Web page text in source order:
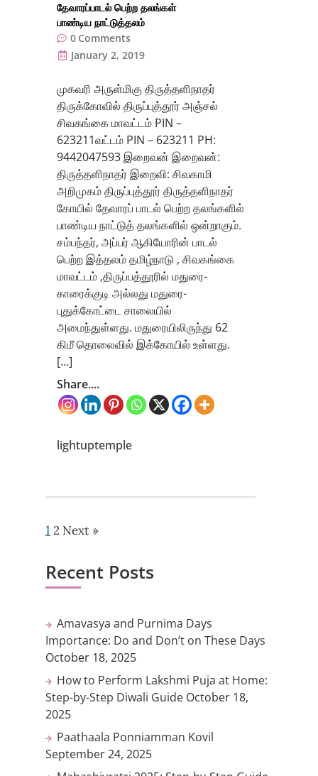
தேவாரப்பாடல் பெற்ற தலங்கள்
பாண்டிய நாட்டுத்தலம்
0 Comments
January 2, 2019
முகவரி அருள்மிகு திருத்தளிநாதர்
திருக்கோவில் திருப்புத்தூர் அஞ்சல்
சிவகங்கை மாவட்டம் PIN –
623211வட்டம் PIN – 623211 PH:
9442047593 இறைவன் இறைவன்:
திருத்தளிநாதர் இறைவி: சிவகாமி
அறிமுகம் திருப்புத்தூர் திருத்தளிநாதர்
கோயில் தேவாரப் பாடல் பெற்ற தலங்களில்
பாண்டிய நாட்டுத் தலங்களில் ஒன்றாகும்.
சம்பந்தர், அப்பர் ஆகியோரின் பாடல்
பெற்ற இத்தலம் தமிழ்நாடு , சிவகங்கை
மாவட்டம் ,திருப்பத்தூரில் மதுரை-
காரைக்குடி அல்லது மதுரை-
புதுக்கோட்டை சாலையில்
அமைந்துள்ளது. மதுரையிலிருந்து 62
கிமீ தொலைவில் இக்கோயில் உள்ளது.
[…]
Share....
lightuptemple
1 2 Next »
Recent Posts
Amavasya and Purnima Days
Importance: Do and Don’t on These Days
October 18, 2025
How to Perform Lakshmi Puja at Home:
Step-by-Step Diwali Guide October 18,
2025
Paathaala Ponniamman Kovil
September 24, 2025